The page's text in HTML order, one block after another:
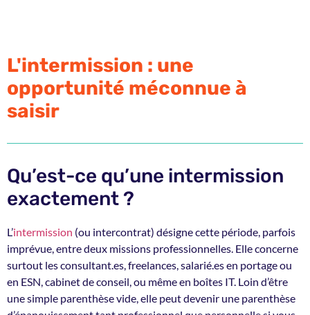
L'intermission : une
opportunité méconnue à
saisir
Qu’est-ce qu’une intermission
exactement ?
L’intermission (ou intercontrat) désigne cette période, parfois
imprévue, entre deux missions professionnelles. Elle concerne
surtout les consultant.es, freelances, salarié.es en portage ou
en ESN, cabinet de conseil, ou même en boîtes IT. Loin d’être
une simple parenthèse vide, elle peut devenir une parenthèse